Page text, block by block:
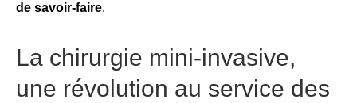
de savoir-faire.
La chirurgie mini-invasive,
une révolution au service des